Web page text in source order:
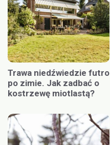
Trawa niedźwiedzie futro
po zimie. Jak zadbać o
kostrzewę miotlastą?